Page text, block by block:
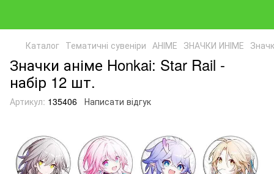
Каталог Тематичні сувеніри АНІМЕ ЗНАЧКИ ИНІМЕ
Значки аніме Honkai: Star Rail -
набір 12 шт.
Артикул: 135406 Написати відгук